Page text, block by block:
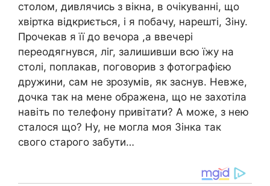
столом, дивлячись з вікна, в очікуванні, що
хвіртка відкриється, і я побачу, нарешті, Зіну.
Прочекав я її до вечора ,а ввечері
переодягнувся, ліг, залишивши всю їжу на
столі, поплакав, поговорив з фотографією
дружини, сам не зрозумів, як заснув. Невже,
дочка так на мене ображена, що не захотіла
навіть по телефону привітати? А може, з нею
сталося що? Ну, не могла моя Зінка так
свого старого забути…